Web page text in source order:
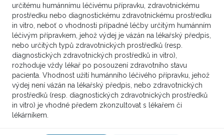
určitému humánnímu léčivému přípravku, zdravotnickému
prostředku nebo diagnostickému zdravotnickému prostředku
in vitro, neboť o vhodnosti případné léčby určitým humánním
léčivým přípravkem, jehož výdej je vázán na lékařský předpis,
nebo určitých typů zdravotnických prostředků (resp.
diagnostických zdravotnických prostředků in vitro),
rozhoduje vždy lékař po posouzení zdravotního stavu
pacienta. Vhodnost užití humánního léčivého přípravku, jehož
výdej není vázán na lékařský předpis, nebo zdravotnických
prostředků (resp. diagnostických zdravotnických prostředků
in vitro) je vhodné předem zkonzultovat s lékařem či
lékárníkem.